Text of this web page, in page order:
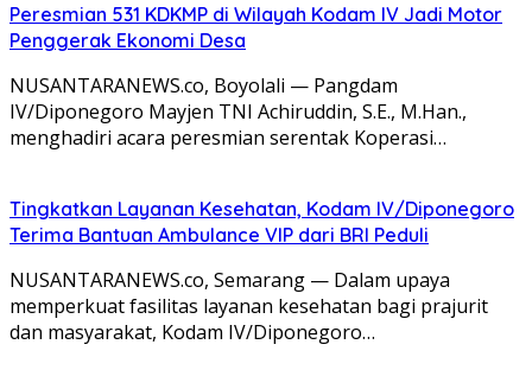
Peresmian 531 KDKMP di Wilayah Kodam IV Jadi Motor
Penggerak Ekonomi Desa
NUSANTARANEWS.co, Boyolali — Pangdam
IV/Diponegoro Mayjen TNI Achiruddin, S.E., M.Han.,
menghadiri acara peresmian serentak Koperasi…
Tingkatkan Layanan Kesehatan, Kodam IV/Diponegoro
Terima Bantuan Ambulance VIP dari BRI Peduli
NUSANTARANEWS.co, Semarang — Dalam upaya
memperkuat fasilitas layanan kesehatan bagi prajurit
dan masyarakat, Kodam IV/Diponegoro…